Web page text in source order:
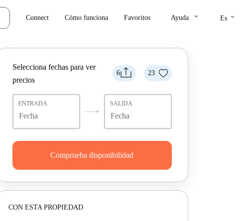
Connect Cómo funciona Favoritos Ayuda keyboard_arrow_down Es keyboard_arrow_down
6 23
Selecciona fechas para ver
precios
ENTRADA SALIDA
Comprueba disponibilidad
CON ESTA PROPIEDAD